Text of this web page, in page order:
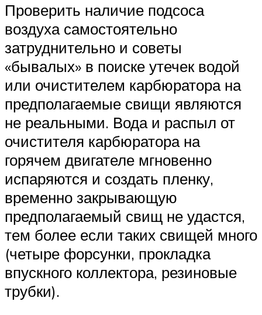
Проверить наличие подсоса
воздуха самостоятельно
затруднительно и советы
«бывалых» в поиске утечек водой
или очистителем карбюратора на
предполагаемые свищи являются
не реальными. Вода и распыл от
очистителя карбюратора на
горячем двигателе мгновенно
испаряются и создать пленку,
временно закрывающую
предполагаемый свищ не удастся,
тем более если таких свищей много
(четыре форсунки, прокладка
впускного коллектора, резиновые
трубки).